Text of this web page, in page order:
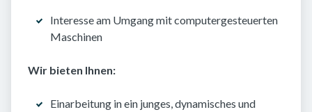
Interesse am Umgang mit computergesteuerten
Maschinen
Wir bieten Ihnen:
Einarbeitung in ein junges, dynamisches und